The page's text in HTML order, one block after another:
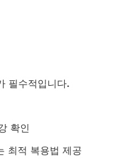
필수적입니다.
확인
최적 복용법 제공